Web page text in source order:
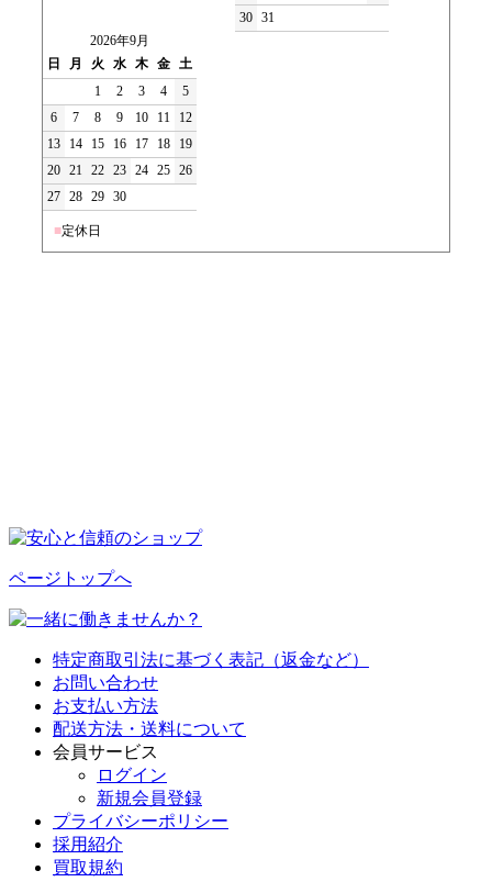
30 31
2026年9月
日
月 火 水 木 金 土
1
2 3 4
5
6
7 8 9 10 11
12
13
14 15 16 17 18
19
20 21 22 23 24 25 26
27 28 29 30
■定休日
ページトップへ
特定商取引法に基づく表記（返金など）
お問い合わせ
お支払い方法
配送方法・送料について
会員サービス
ログイン
新規会員登録
プライバシーポリシー
採用紹介
買取規約